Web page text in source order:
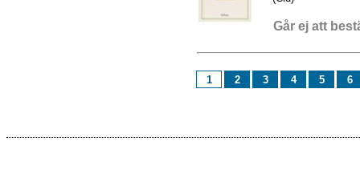
Går ej att
1 2 3 4 5 6